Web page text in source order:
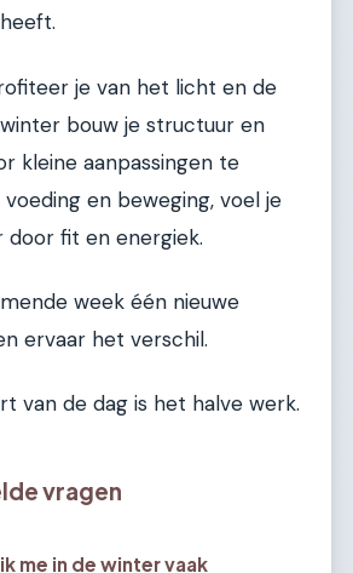
je van het licht en de
bouw je structuur en
kleine aanpassingen te
en beweging, voel je
door fit en energiek.
week één nieuwe
ervaar het verschil.
van de dag is het halve werk.
vragen
me in de winter vaak